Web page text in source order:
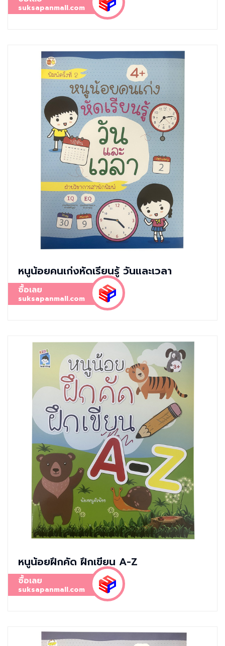
suksapanmall.com
หนูน้อยคนเก่งหัดเรียนรู้ วันและเวลา
ซื้อเลย
suksapanmall.com
หนูน้อยฝึกคัด ฝึกเขียน A-Z
ซื้อเลย
suksapanmall.com